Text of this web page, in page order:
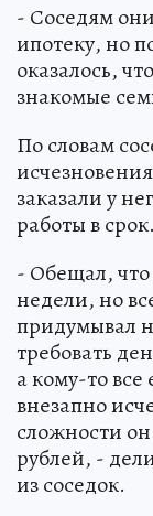
- Соседям
ипотеку, но
оказалось,
знакомые
По словам
заказали у
работы в срок.
- Обещал, что
недели, но
придумывал
требовать
а кому-то
внезапно
сложности
рублей, -
из соседок.